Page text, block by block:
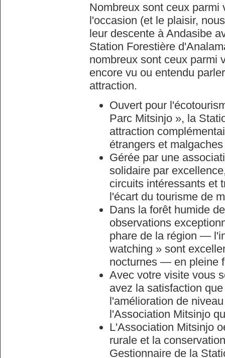
Nombreux sont ceux parmi
l'occasion (et le plaisir,
leur descente à Andasibe
Station Forestière
nombreux sont ceux parmi
encore vu ou entendu
attraction.
Ouvert pour
Parc Mitsinjo », la
attraction
étrangers et
Gérée par une
solidaire par
circuits intéressants et
l'écart du tourisme de
Dans la forêt humide
observations
phare de la région —
watching » sont
nocturnes — en pleine
Avec votre visite vous
avez la satisfaction
l'amélioration de
l'Association Mitsinjo
L'Association Mitsinjo
rurale et la
Gestionnaire de la